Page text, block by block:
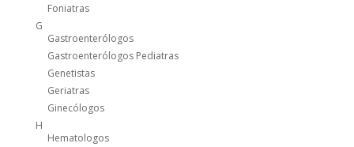
Foniatras
G
Gastroenterólogos
Gastroenterólogos Pediatras
Genetistas
Geriatras
Ginecólogos
H
Hematologos